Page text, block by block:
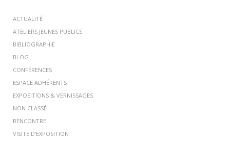
ACTUALITÉ
ATELIERS JEUNES PUBLICS
BIBLIOGRAPHIE
BLOG
CONFÉRENCES
ESPACE ADHÉRENTS
EXPOSITIONS & VERNISSAGES
NON CLASSÉ
RENCONTRE
VISITE D'EXPOSITION